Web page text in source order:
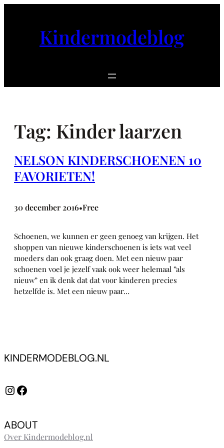
Kindermodeblog
Tag: Kinder laarzen
NELSON KINDERSCHOENEN 10
FAVORIETEN!
30 december 2016•Free
Schoenen, we kunnen er geen genoeg van krijgen. Het
shoppen van nieuwe kinderschoenen is iets wat veel
moeders dan ook graag doen. Met een nieuw paar
schoenen voel je jezelf vaak ook weer helemaal ”als
nieuw” en ik denk dat dat voor kinderen precies
hetzelfde is. Met een nieuw paar…
KINDERMODEBLOG.NL
InstagramFacebook
ABOUT
Over Kindermodeblog.nl